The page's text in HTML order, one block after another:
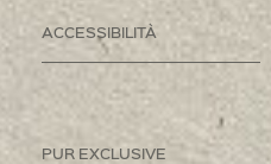
ACCESSIBILITÀ
PUR EXCLUSIVE